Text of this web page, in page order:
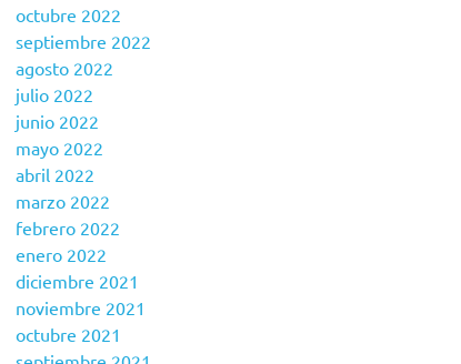
octubre 2022
septiembre 2022
agosto 2022
julio 2022
junio 2022
mayo 2022
abril 2022
marzo 2022
febrero 2022
enero 2022
diciembre 2021
noviembre 2021
octubre 2021